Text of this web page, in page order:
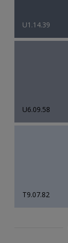
U1.14.39
U6.09.58
T9.07.82